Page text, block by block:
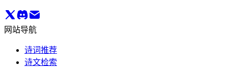
网站导航
诗词推荐
诗文检索